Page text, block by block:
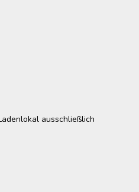
ausschließlich